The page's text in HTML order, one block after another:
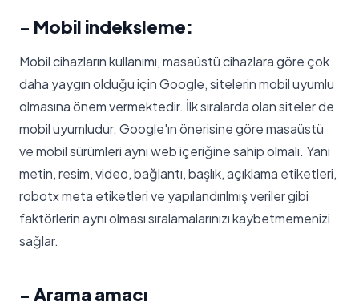
- Mobil indeksleme:
Mobil cihazların kullanımı, masaüstü cihazlara göre çok
daha yaygın olduğu için Google, sitelerin mobil uyumlu
olmasına önem vermektedir. İlk sıralarda olan siteler de
mobil uyumludur. Google'ın önerisine göre masaüstü
ve mobil sürümleri aynı web içeriğine sahip olmalı. Yani
metin, resim, video, bağlantı, başlık, açıklama etiketleri,
robotx meta etiketleri ve yapılandırılmış veriler gibi
faktörlerin aynı olması sıralamalarınızı kaybetmemenizi
sağlar.
- Arama amacı